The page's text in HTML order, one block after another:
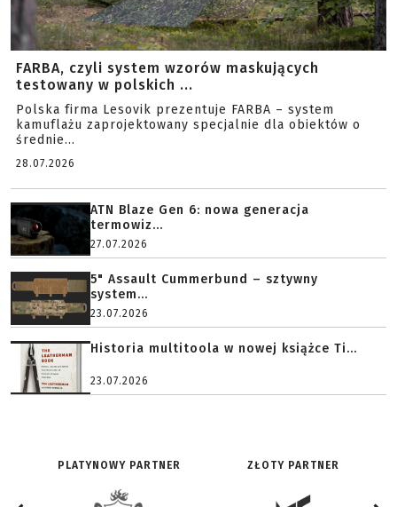
FARBA, czyli system wzorów maskujących
testowany w polskich ...
Polska firma Lesovik prezentuje FARBA – system
kamuflażu zaprojektowany specjalnie dla obiektów o
średnie...
28.07.2026
ATN Blaze Gen 6: nowa generacja
termowiz...
27.07.2026
5" Assault Cummerbund – sztywny
system...
23.07.2026
Historia multitoola w nowej książce Ti...
23.07.2026
PLATYNOWY PARTNER ZŁOTY PARTNER